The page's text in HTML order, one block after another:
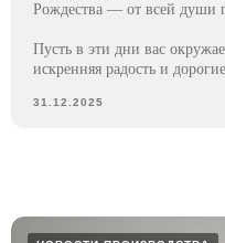
Рождества — от всей души
Пусть в эти дни вас
искренняя радость и
31.12.2025